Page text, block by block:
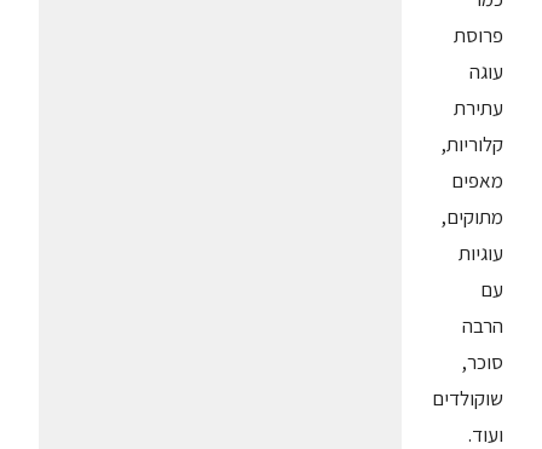
פרוסת
עוגה
עתירת
קלוריות,
מאפים
מתוקים,
עוגיות
עם
הרבה
סוכר,
שוקולדים
ועוד.